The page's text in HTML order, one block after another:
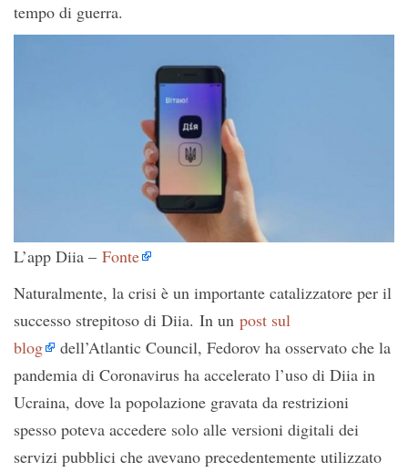
tempo di guerra.
L’app Diia – Fonte
Naturalmente, la crisi è un importante catalizzatore per il
successo strepitoso di Diia. In un post sul
blog
dell’Atlantic Council, Fedorov ha osservato che la
pandemia di Coronavirus ha accelerato l’uso di Diia in
Ucraina, dove la popolazione gravata da restrizioni
spesso poteva accedere solo alle versioni digitali dei
servizi pubblici che avevano precedentemente utilizzato